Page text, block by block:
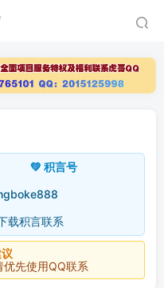
💚 积言号
载积言联系
先使用QQ联系